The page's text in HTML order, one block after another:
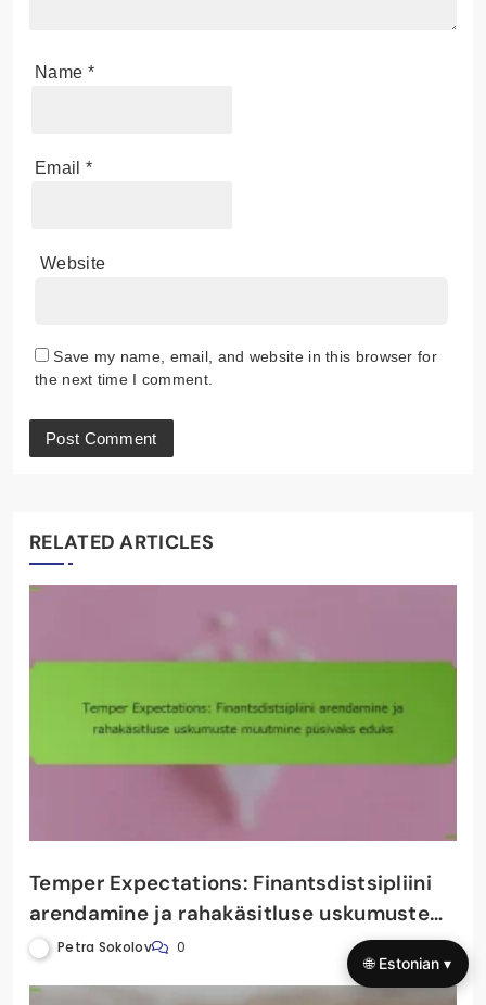
Name *
Email *
Website
Save my name, email, and website in this browser for
the next time I comment.
RELATED ARTICLES
Temper Expectations: Finantsdistsipliini
arendamine ja rahakäsitluse uskumuste
muutmine püsivaks eduks
Petra Sokolov
0
🌐 Estonian ▾